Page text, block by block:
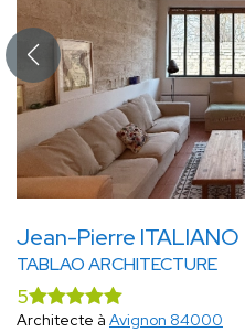
Jean-Pierre ITALIANO
TABLAO ARCHITECTURE
5
Architecte à Avignon 84000